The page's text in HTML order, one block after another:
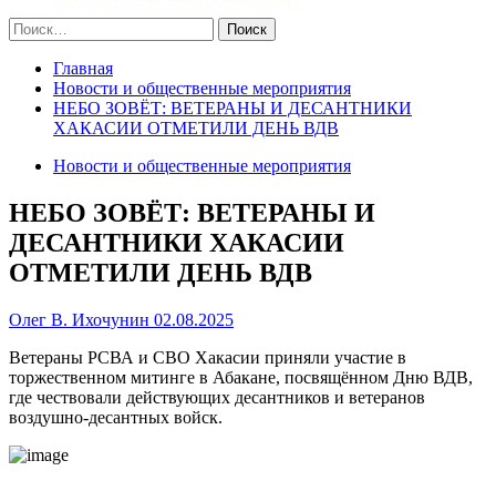
Найти:
Главная
Новости и общественные мероприятия
НЕБО ЗОВЁТ: ВЕТЕРАНЫ И ДЕСАНТНИКИ
ХАКАСИИ ОТМЕТИЛИ ДЕНЬ ВДВ
Новости и общественные мероприятия
НЕБО ЗОВЁТ: ВЕТЕРАНЫ И
ДЕСАНТНИКИ ХАКАСИИ
ОТМЕТИЛИ ДЕНЬ ВДВ
Олег В. Ихочунин 02.08.2025
Ветераны РСВА и СВО Хакасии приняли участие в
торжественном митинге в Абакане, посвящённом Дню ВДВ,
где чествовали действующих десантников и ветеранов
воздушно-десантных войск.